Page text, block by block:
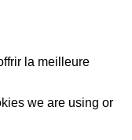
la meilleure
we are using or